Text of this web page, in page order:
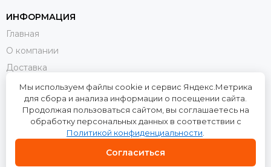
ИНФОРМАЦИЯ
Главная
О компании
Доставка
Оплата
Возврат и обмен
Контакты
Политика конфиденциальности
Пользовательское соглашение
Мы используем файлы cookie и сервис Яндекс.Метрика
для сбора и анализа информации о посещении сайта.
Продолжая пользоваться сайтом, вы соглашаетесь на
обработку персональных данных в соответствии с
Политикой конфиденциальности
Согласиться